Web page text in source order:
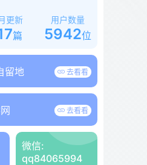
更新
篇
用户数量
5942位
留地 去看看
去看看
微信:
qq84065994